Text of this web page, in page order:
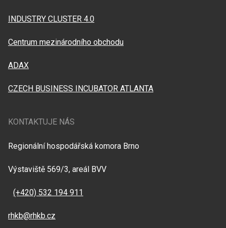
INDUSTRY CLUSTER 4.0
Centrum mezinárodního obchodu
ADAX
CZECH BUSINESS INCUBATOR ATLANTA
KONTAKTUJE NÁS
Regionální hospodářská komora Brno
Výstaviště 569/3, areál BVV
(+420) 532 194 911
rhkb@rhkb.cz